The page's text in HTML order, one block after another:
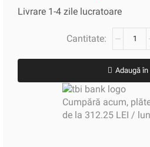
Livrare 1-4 zile lucratoare
Adaugă în
Cumpără acum,
de la 312.25 LEI /